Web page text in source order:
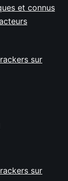
et connus
sur
sur